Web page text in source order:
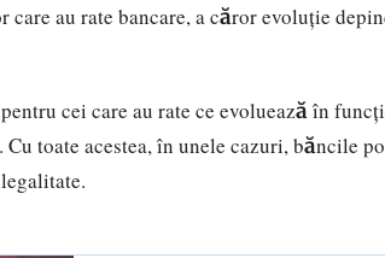
au rate bancare, a căror evoluție
cei care au rate ce evoluează în
toate acestea, în unele cazuri, băncile